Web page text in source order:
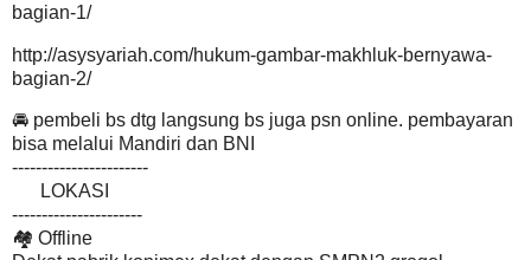
bagian-1/
http://asysyariah.com/hukum-gambar-makhluk-bernyawa-
bagian-2/
🚘 pembeli bs dtg langsung bs juga psn online. pembayaran
bisa melalui Mandiri dan BNI
-----------------------
LOKASI
----------------------
🏘 Offline